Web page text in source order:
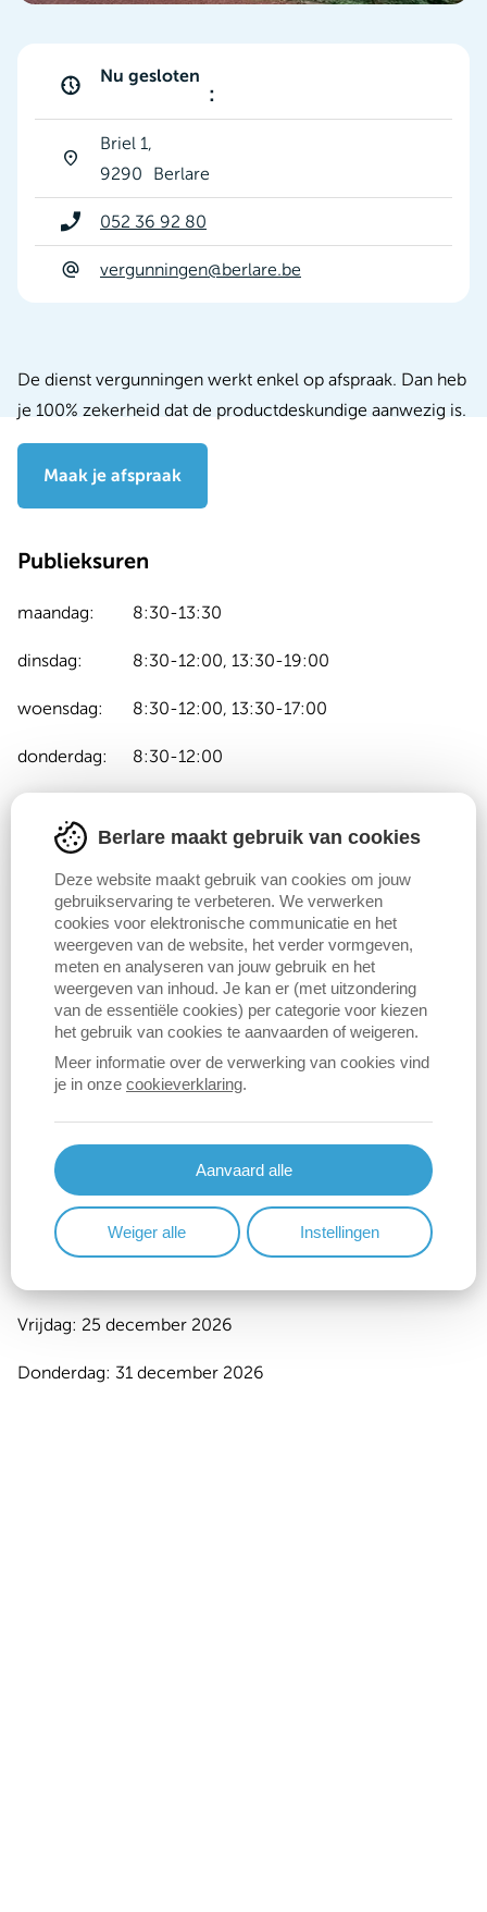
Nu gesloten
:
Briel 1
9290
Berlare
052 36 92 80
vergunningen@berlare.be
De dienst vergunningen werkt enkel op afspraak. Dan heb
je 100% zekerheid dat de productdeskundige aanwezig is.
Maak je afspraak
Publieksuren
maandag: 8:30-13:30
dinsdag: 8:30-12:00, 13:30-19:00
woensdag: 8:30-12:00, 13:30-17:00
donderdag: 8:30-12:00
zaterdag:
zondag: Gesloten
Sluitingsdagen
Zaterdag: 15 augustus 2026
Dinsdag: 29 september 2026
Maandag: 2 november 2026
Woensdag: 11 november 2026
Vrijdag: 25 december 2026
Donderdag: 31 december 2026
Berlare maakt gebruik van cookies
Deze website maakt gebruik van cookies om jouw
gebruikservaring te verbeteren. We verwerken
cookies voor elektronische communicatie en het
weergeven van de website, het verder vormgeven,
meten en analyseren van jouw gebruik en het
weergeven van inhoud. Je kan er (met uitzondering
van de essentiële cookies) per categorie voor kiezen
het gebruik van cookies te aanvaarden of weigeren.
Meer informatie over de verwerking van cookies vind
je in onze cookieverklaring.
Aanvaard alle
Weiger alle Instellingen